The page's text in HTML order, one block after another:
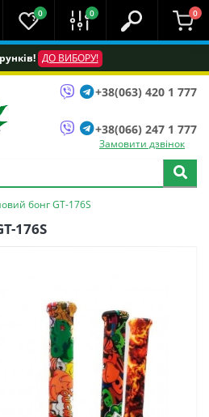
ДО ВИБОРУ!
0 0 0
+38(063) 420 1 777
+38(066) 247 1 777
Замовити дзвінок
бонг GT-176S
176S